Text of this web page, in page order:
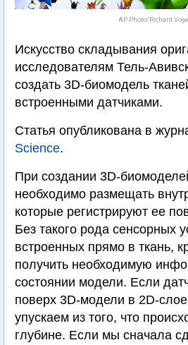
AP Photo/Richard Vogel
Искусство складывания
исследователям Тель-
создать 3D-биомодель
встроенными датчиками.
Статья опубликована в
Science.
При создании 3D-
необходимо размещать
которые регистрируют ее
Без такого рода сенсорных
встроенных прямо в ткань,
получить необходимую
состоянии модели. Если
поверх 3D-модели в 2D-
упускаем из того, что
глубине. Если мы сначала